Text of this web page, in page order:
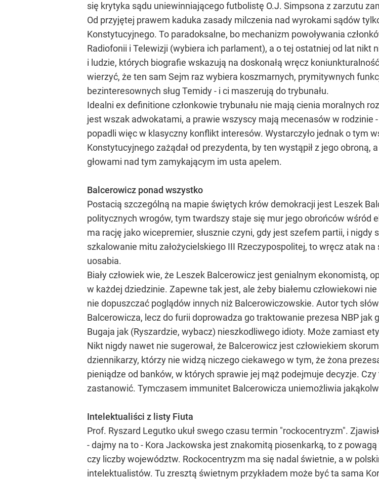
się krytyka sądu uniewinniającego futbolistę O.J. Simpsona z zarzutu
Od przyjętej prawem kaduka zasady milczenia nad wyrokami sądów
Konstytucyjnego. To paradoksalne, bo mechanizm powoływania
Radiofonii i Telewizji (wybiera ich parlament), a o tej ostatniej od lat nikt
i ludzie, których biografie wskazują na doskonałą wręcz
wierzyć, że ten sam Sejm raz wybiera koszmarnych, prymitywnych
bezinteresownych sług Temidy - i ci maszerują do trybunału.
Idealni ex definitione członkowie trybunału nie mają cienia moralnych
jest wszak adwokatami, a prawie wszyscy mają mecenasów w
popadli więc w klasyczny konflikt interesów. Wystarczyło jednak o tym
Konstytucyjnego zażądał od prezydenta, by ten wystąpił z jego
głowami nad tym zamykającym im usta apelem.
Balcerowicz ponad wszystko
Postacią szczególną na mapie świętych krów demokracji jest Leszek
politycznych wrogów, tym twardszy staje się mur jego obrońców wśród
ma rację jako wicepremier, słusznie czyni, gdy jest szefem partii, i
szkalowanie mitu założycielskiego III Rzeczypospolitej, to wręcz atak
uosabia.
Biały człowiek wie, że Leszek Balcerowicz jest genialnym ekonomistą,
w każdej dziedzinie. Zapewne tak jest, ale żeby białemu człowiekowi
nie dopuszczać poglądów innych niż Balcerowiczowskie. Autor tych
Balcerowicza, lecz do furii doprowadza go traktowanie prezesa NBP
Bugaja jak (Ryszardzie, wybacz) nieszkodliwego idioty. Może zamiast
Nikt nigdy nawet nie sugerował, że Balcerowicz jest człowiekiem
dziennikarzy, którzy nie widzą niczego ciekawego w tym, że żona
pieniądze od banków, w których sprawie jej mąż podejmuje decyzje.
zastanowić. Tymczasem immunitet Balcerowicza uniemożliwia
Intelektualiści z listy Fiuta
Prof. Ryszard Legutko ukuł swego czasu termin "rockocentryzm".
- dajmy na to - Kora Jackowska jest znakomitą piosenkarką, to z
czy liczby województw. Rockocentryzm ma się nadal świetnie, a w
intelektualistów. Tu zresztą świetnym przykładem może być ta sama